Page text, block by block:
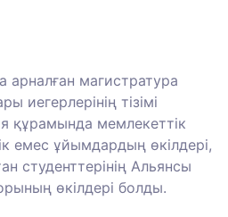
магистратура
иегерлерінің тізімі
құрамында мемлекеттік
емес ұйымдардың өкілдері,
студенттерінің Альянсы
өкілдері болды.